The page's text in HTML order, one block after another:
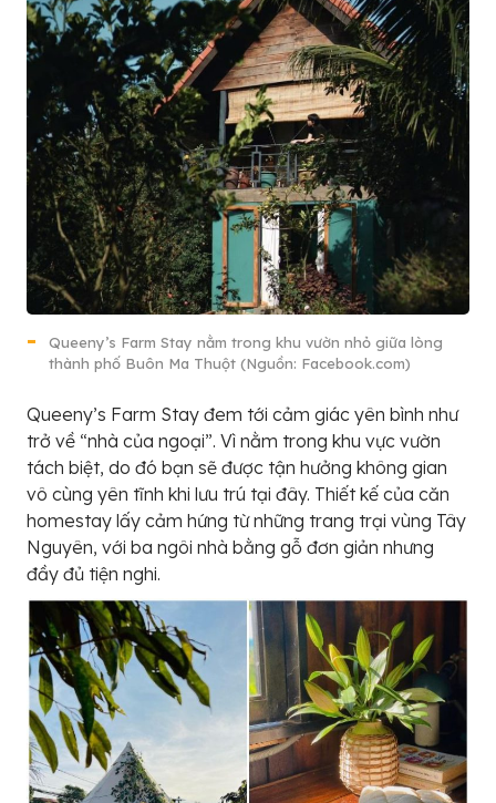
Queeny’s Farm Stay nằm trong khu vườn nhỏ giữa lòng
thành phố Buôn Ma Thuột (Nguồn: Facebook.com)
Queeny’s Farm Stay đem tới cảm giác yên bình như
trở về “nhà của ngoại”. Vì nằm trong khu vực vườn
tách biệt, do đó bạn sẽ được tận hưởng không gian
vô cùng yên tĩnh khi lưu trú tại đây. Thiết kế của căn
homestay lấy cảm hứng từ những trang trại vùng Tây
Nguyên, với ba ngôi nhà bằng gỗ đơn giản nhưng
đầy đủ tiện nghi.